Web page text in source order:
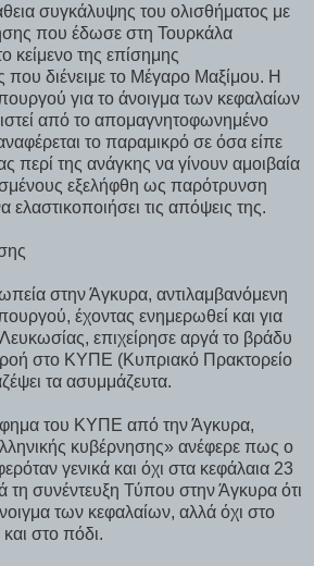
συγκάλυψης του ολισθήματος με
που έδωσε στη Τουρκάλα
κείμενο της επίσημης
διένειμε το Μέγαρο Μαξίμου. Η
για το άνοιγμα των κεφαλαίων
από το απομαγνητοφωνημένο
το παραμικρό σε όσα είπε
περί της ανάγκης να γίνουν αμοιβαία
εξελήφθη ως παρότρυνση
τις απόψεις της.
στην Άγκυρα, αντιλαμβανόμενη
έχοντας ενημερωθεί και για
επιχείρησε αργά το βράδυ
στο ΚΥΠΕ (Κυπριακό Πρακτορείο
τα ασυμμάζευτα.
του ΚΥΠΕ από την Άγκυρα,
κυβέρνησης» ανέφερε πως ο
γενικά και όχι στα κεφάλαια 23
τη συνέντευξη Τύπου στην Άγκυρα ότι
των κεφαλαίων, αλλά όχι στο
στο πόδι.